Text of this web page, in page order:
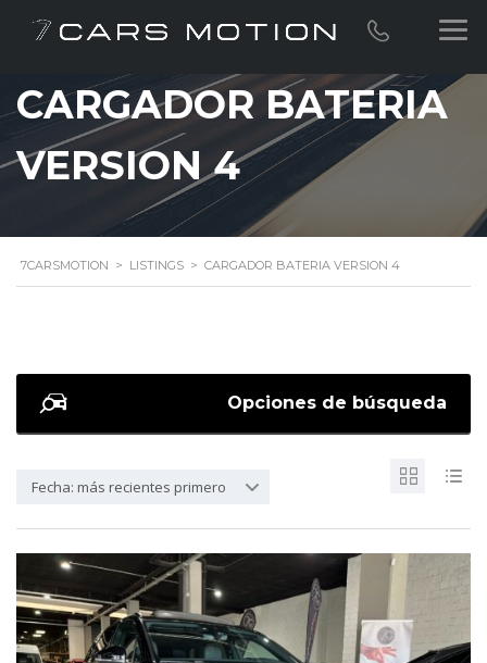
CARGADOR BATERIA
VERSION 4
7CARSMOTION > LISTINGS > CARGADOR BATERIA VERSION 4
Opciones de búsqueda
Fecha: más recientes primero